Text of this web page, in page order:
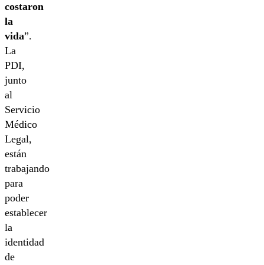
costaron
la
vida”.
La
PDI,
junto
al
Servicio
Médico
Legal,
están
trabajando
para
poder
establecer
la
identidad
de